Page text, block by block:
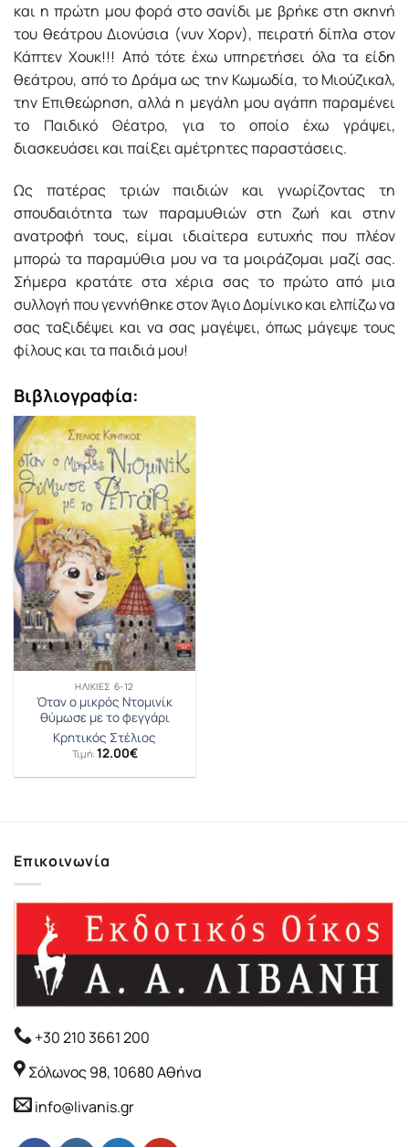
και η πρώτη μου φορά στο σανίδι με βρήκε στη σκηνή
του θεάτρου Διονύσια (νυν Χορν), πειρατή δίπλα στον
Κάπτεν Χουκ!!! Από τότε έχω υπηρετήσει όλα τα είδη
θεάτρου, από το Δράμα ως την Κωμωδία, το Μιούζικαλ,
την Επιθεώρηση, αλλά η μεγάλη μου αγάπη παραμένει
το Παιδικό Θέατρο, για το οποίο έχω γράψει,
διασκευάσει και παίξει αμέτρητες παραστάσεις.
Ως πατέρας τριών παιδιών και γνωρίζοντας τη
σπουδαιότητα των παραμυθιών στη ζωή και στην
ανατροφή τους, είμαι ιδιαίτερα ευτυχής που πλέον
μπορώ τα παραμύθια μου να τα μοιράζομαι μαζί σας.
Σήμερα κρατάτε στα χέρια σας το πρώτο από μια
συλλογή που γεννήθηκε στον Άγιο Δομίνικο και ελπίζω να
σας ταξιδέψει και να σας μαγέψει, όπως μάγεψε τους
φίλους και τα παιδιά μου!
Βιβλιογραφία:
ΗΛΙΚΊΕΣ 6-12
Όταν ο μικρός Ντομινίκ
θύμωσε με το φεγγάρι
Κρητικός Στέλιος
Τιμή: 12.00€
Επικοινωνία
+30 210 3661 200
Σόλωνος 98, 10680 Αθήνα
info@livanis.gr